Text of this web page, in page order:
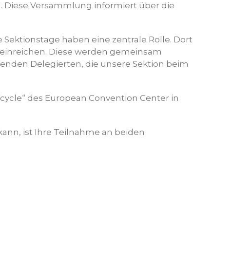
Diese Versammlung informiert über die
haben eine zentrale Rolle. Dort
Diese werden gemeinsam
Delegierten, die unsere Sektion beim
des European Convention Center in
ist Ihre Teilnahme an beiden